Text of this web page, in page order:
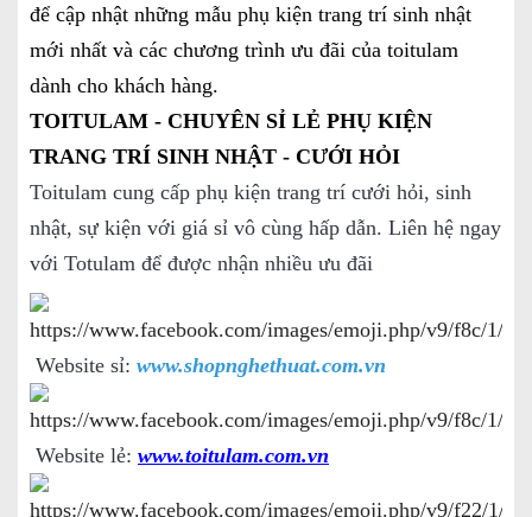
để cập nhật những mẫu phụ kiện trang trí sinh nhật
mới nhất và các chương trình ưu đãi của toitulam
dành cho khách hàng.
TOITULAM - CHUYÊN SỈ LẺ PHỤ KIỆN
TRANG TRÍ SINH NHẬT - CƯỚI HỎI
Toitulam cung cấp phụ kiện trang trí cưới hỏi, sinh
nhật, sự kiện với giá sỉ vô cùng hấp dẫn. Liên hệ ngay
với Totulam để được nhận nhiều ưu đãi
Website sỉ: www.shopnghethuat.com.vn
Website lẻ: www.toitulam.com.vn